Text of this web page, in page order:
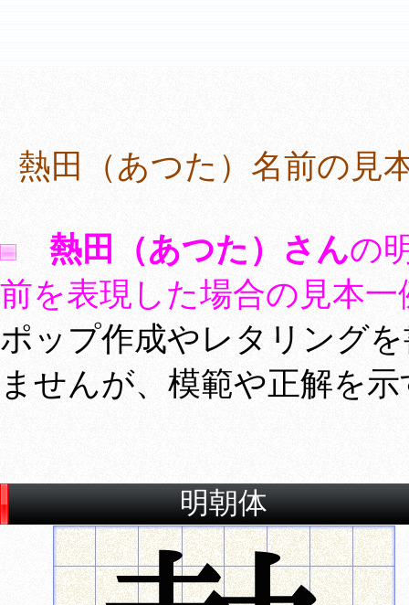
熱田（あつた）名前の
熱田（あつた）さんの
前を表現した場合の見本
ポップ作成やレタリング
ませんが、模範や正解を
明朝体